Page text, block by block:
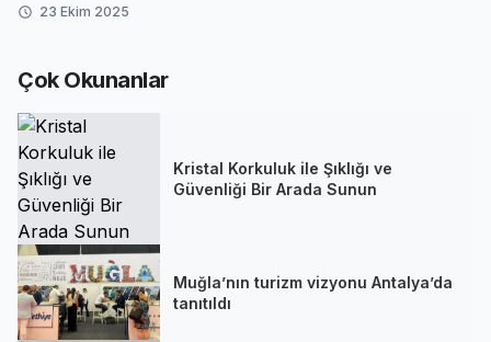
23 Ekim 2025
Çok Okunanlar
Kristal Korkuluk ile Şıklığı ve
Güvenliği Bir Arada Sunun
Muğla’nın turizm vizyonu Antalya’da
tanıtıldı